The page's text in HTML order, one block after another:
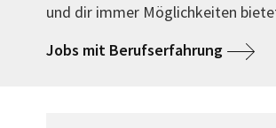
und dir immer Möglichkeiten
Jobs mit Berufserfahrung